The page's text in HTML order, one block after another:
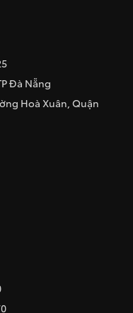
Đà Nẵng
Hoà Xuân, Quận